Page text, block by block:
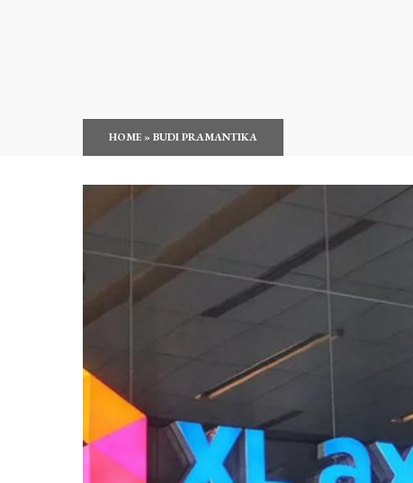
HOME»BUDI PRAMANTIKA